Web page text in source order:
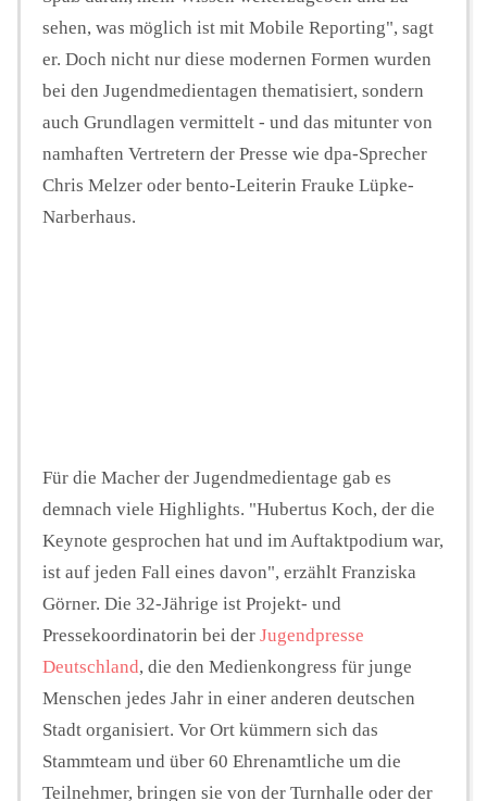
sehen, was möglich ist mit Mobile Reporting", sagt
er. Doch nicht nur diese modernen Formen wurden
bei den Jugendmedientagen thematisiert, sondern
auch Grundlagen vermittelt - und das mitunter von
namhaften Vertretern der Presse wie dpa-Sprecher
Chris Melzer oder bento-Leiterin Frauke Lüpke-
Narberhaus.
Für die Macher der Jugendmedientage gab es
demnach viele Highlights. "Hubertus Koch, der die
Keynote gesprochen hat und im Auftaktpodium war,
ist auf jeden Fall eines davon", erzählt Franziska
Görner. Die 32-Jährige ist Projekt- und
Pressekoordinatorin bei der Jugendpresse
Deutschland, die den Medienkongress für junge
Menschen jedes Jahr in einer anderen deutschen
Stadt organisiert. Vor Ort kümmern sich das
Stammteam und über 60 Ehrenamtliche um die
Teilnehmer, bringen sie von der Turnhalle oder der